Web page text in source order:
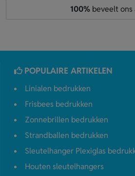
100%beveelt ons
POPULAIRE ARTIKELEN
Linialen bedrukken
Frisbees bedrukken
Zonnebrillen bedrukken
Strandballen bedrukken
Sleutelhanger Plexiglas
Houten sleutelhangers